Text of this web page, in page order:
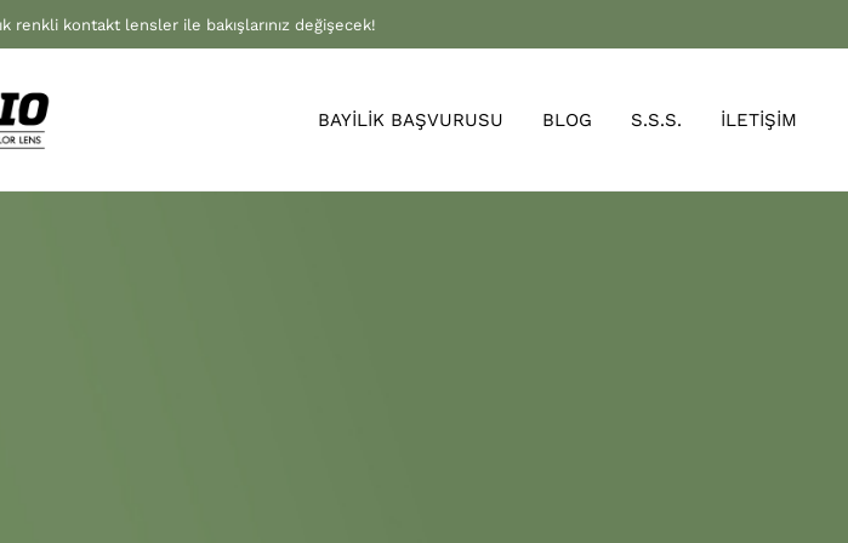
renkli kontakt lensler ile bakışlarınız değişecek!
BAYİLİK BAŞVURUSU BLOG S.S.S. İLETİŞİM